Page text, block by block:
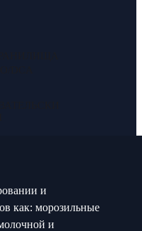
и
как: морозильные
и